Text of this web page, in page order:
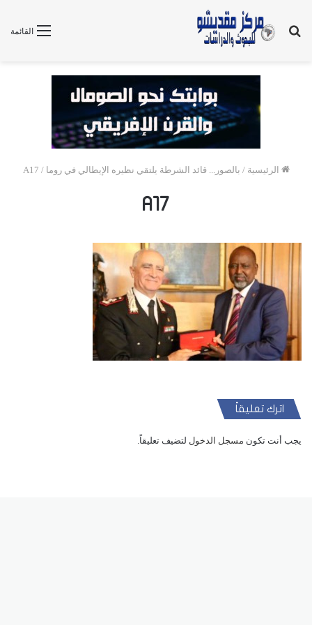
القائمة
بحث
الرئيسية / بالصور... قائد الشرطة يلتقي نظيره الإيطالي في روما /
A17
A17
اترك تعليقاً
يجب أنت تكون مسجل الدخول لتضيف تعليقاً.